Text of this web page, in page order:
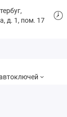
д. 1, пом. 17